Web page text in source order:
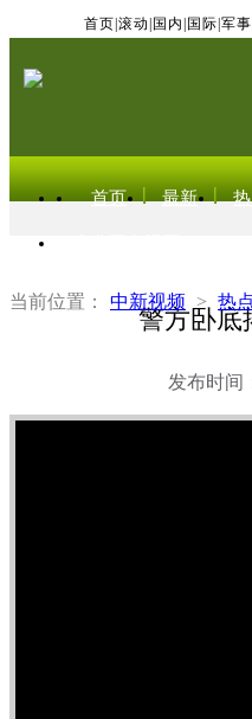
首页 滚动 国内 国际 军事
首页 最新
当前位置： 中新视频 > 热
警方卧底
发布时间